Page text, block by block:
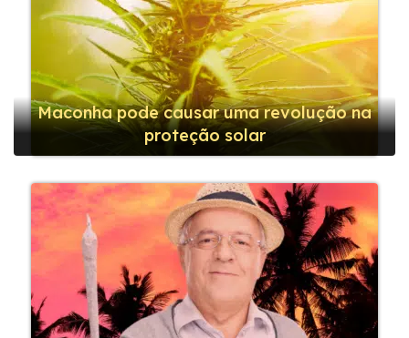
Maconha pode causar uma revolução na
proteção solar